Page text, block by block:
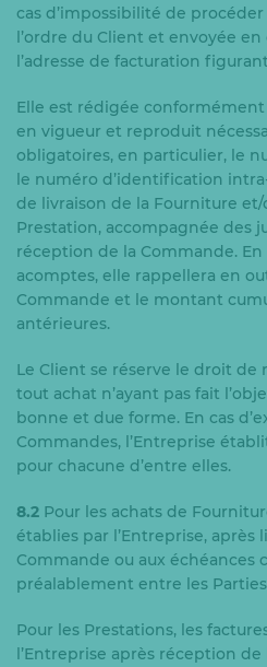
cas d’impossibilité de
l’ordre du Client et envoyée
l’adresse de facturation
Elle est rédigée
en vigueur et reproduit
obligatoires, en particulier, le
le numéro d’identification
de livraison de la Fourniture et/
Prestation, accompagnée des
réception de la Commande.
acomptes, elle rappellera en
Commande et le montant
antérieures.
Le Client se réserve le droit de
tout achat n’ayant pas fait
bonne et due forme. En cas
Commandes, l’Entreprise
pour chacune d’entre elles.
8.2 Pour les achats de
établies par l’Entreprise, après
Commande ou aux échéances
préalablement entre les
Pour les Prestations, les
l’Entreprise après réception